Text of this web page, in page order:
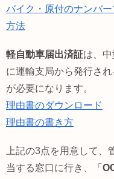
バイク・原付のナンバ
方法
軽自動車届出済証は、
に運輸支局から発行さ
が必要になります。
理由書のダウンロード
理由書の書き方
上記の3点を用意して
当する窓口に行き、「